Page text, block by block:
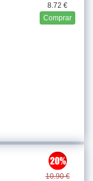
8.72 €
Comprar
10.90 €